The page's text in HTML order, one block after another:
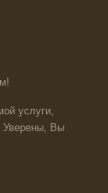
услуги,
Уверены, Вы